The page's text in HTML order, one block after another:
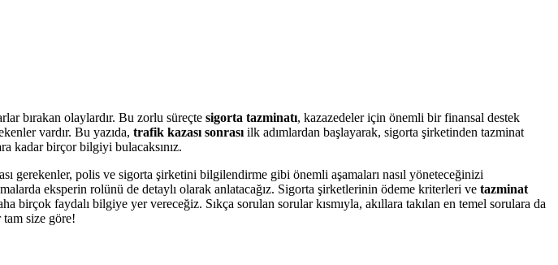
bırakan olaylardır. Bu zorlu süreçte sigorta tazminatı, kazazedeler için önemli bir finansal destek
vardır. Bu yazıda, trafik kazası sonrası ilk adımlardan başlayarak, sigorta şirketinden tazminat
kadar birçor bilgiyi bulacaksınız.
gerekenler, polis ve sigorta şirketini bilgilendirme gibi önemli aşamaları nasıl yöneteceğinizi
eksperin rolünü de detaylı olarak anlatacağız. Sigorta şirketlerinin ödeme kriterleri ve tazminat
birçok faydalı bilgiye yer vereceğiz. Sıkça sorulan sorular kısmıyla, akıllara takılan en temel sorulara da
tam size göre!